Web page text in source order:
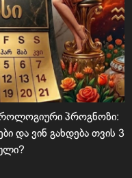
პროგნოზი:
და ვინ გახდება თვის 3